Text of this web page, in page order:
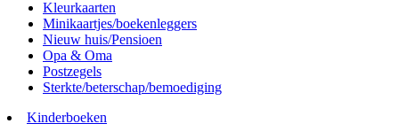
Kleurkaarten
Minikaartjes/boekenleggers
Nieuw huis/Pensioen
Opa & Oma
Postzegels
Sterkte/beterschap/bemoediging
Kinderboeken